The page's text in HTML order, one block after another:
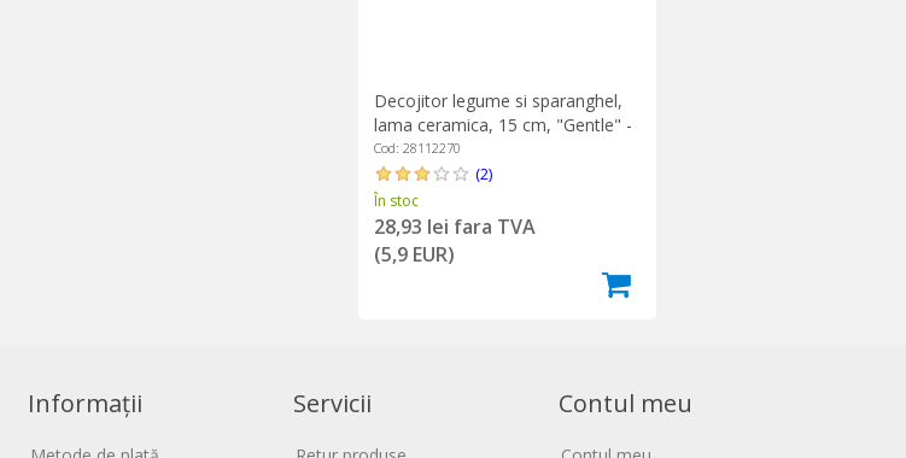
Decojitor legume si sparanghel,
lama ceramica, 15 cm, "Gentle" -
Westmark
Cod: 28112270
(2)
În stoc
28,93 lei fara TVA
(5,9 EUR)
Informații Servicii Contul meu